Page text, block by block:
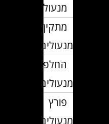
מנעולנים
מתקין
מנעולים
החלפת
מנעולים
פורץ
מנעולים